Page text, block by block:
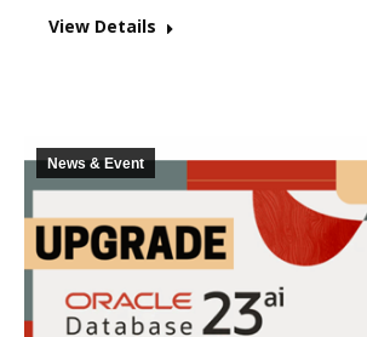
View Details
News & Event